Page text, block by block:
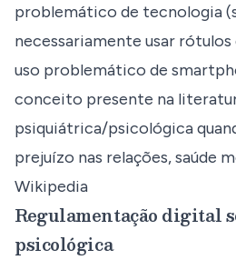
problemático de tecnologia
necessariamente usar rótulos
uso problemático de
conceito presente na
psiquiátrica/psicológica
prejuízo nas relações, saúde
Wikipedia
Regulamentação digital
psicológica